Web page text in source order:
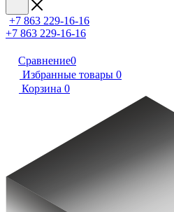
+7 863 229-16-16
+7 863 229-16-16
Сравнение0
Избранные товары 0
Корзина 0